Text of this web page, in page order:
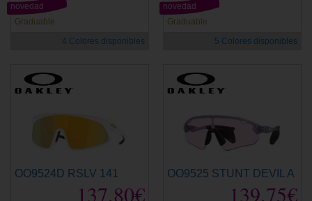
Graduable
novedad
4 Colores disponibles
Graduable
novedad
5 Colores disponibles
OO9524D RSLV 141
137,80€
OO9525 STUNT DEVIL A
139,75€